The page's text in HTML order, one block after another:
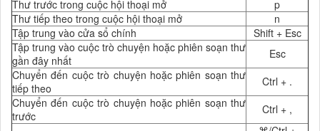
Thư trước trong cuộc hội thoại mở
p
Thư tiếp theo trong cuộc hội thoại mở
n
Tập trung vào cửa sổ chính
Shift + Esc
Tập trung vào cuộc trò chuyện hoặc phiên soạn thư
gần đây nhất
Esc
Chuyển đến cuộc trò chuyện hoặc phiên soạn thư
tiếp theo
Ctrl + .
Chuyển đến cuộc trò chuyện hoặc phiên soạn thư
trước
Ctrl + ,